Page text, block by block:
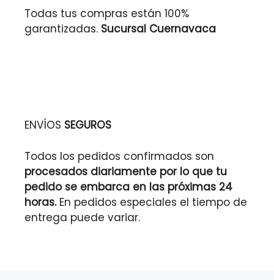
Todas tus compras están 100%
garantizadas. Sucursal Cuernavaca
ENVÍOS SEGUROS
Todos los pedidos confirmados son
procesados diariamente por lo que tu
pedido se embarca en las próximas 24
horas.En pedidos especiales el tiempo de
entrega puede variar.